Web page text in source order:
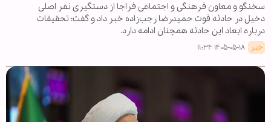
سخنگو و معاون فرهنگی و اجتماعی فراجا از دستگیری نفر اصلی
دخیل در حادثه فوت حمیدرضا رجب‌زاده خبر داد و گفت: تحقیقات
درباره ابعاد این حادثه همچنان ادامه دارد.
خبر ۱۴۰۵-۰۵-۱۸ ۱۱:۳۴